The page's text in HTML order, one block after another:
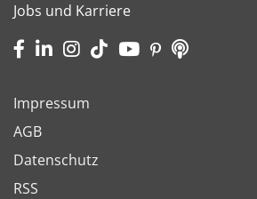
Jobs und Karriere
Impressum
AGB
Datenschutz
RSS